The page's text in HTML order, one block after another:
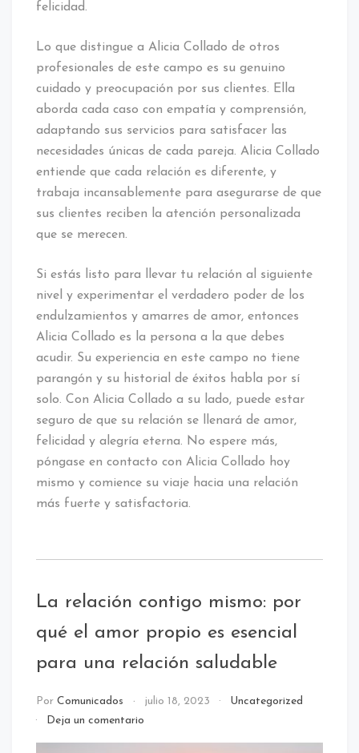
felicidad.
Lo que distingue a Alicia Collado de otros
profesionales de este campo es su genuino
cuidado y preocupación por sus clientes. Ella
aborda cada caso con empatía y comprensión,
adaptando sus servicios para satisfacer las
necesidades únicas de cada pareja. Alicia Collado
entiende que cada relación es diferente, y
trabaja incansablemente para asegurarse de que
sus clientes reciben la atención personalizada
que se merecen.
Si estás listo para llevar tu relación al siguiente
nivel y experimentar el verdadero poder de los
endulzamientos y amarres de amor, entonces
Alicia Collado es la persona a la que debes
acudir. Su experiencia en este campo no tiene
parangón y su historial de éxitos habla por sí
solo. Con Alicia Collado a su lado, puede estar
seguro de que su relación se llenará de amor,
felicidad y alegría eterna. No espere más,
póngase en contacto con Alicia Collado hoy
mismo y comience su viaje hacia una relación
más fuerte y satisfactoria.
La relación contigo mismo: por
qué el amor propio es esencial
para una relación saludable
Por Comunicados julio 18, 2023
Uncategorized
Deja un comentarioen